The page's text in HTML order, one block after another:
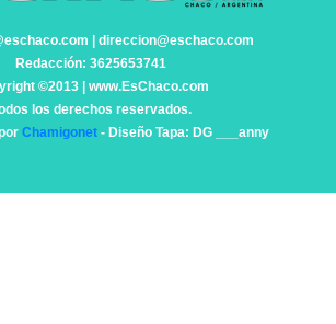
| direccion@eschaco.com
Redacción: 3625653741
©2013 | www.EsChaco.com
los derechos reservados.
Chamigonet- Diseño Tapa: DG ___anny